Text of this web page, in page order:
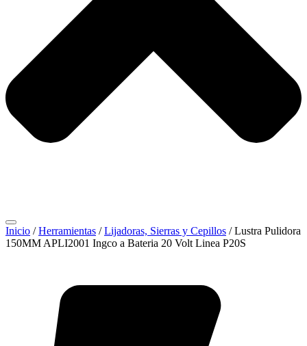
Inicio /Herramientas /Lijadoras, Sierras y Cepillos / Lustra Pulidora
150MM APLI2001 Ingco a Bateria 20 Volt Linea P20S